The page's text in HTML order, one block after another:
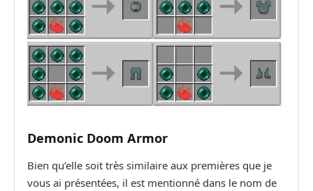
Demonic Doom Armor
Bien qu’elle soit très similaire aux premières que je
vous ai présentées, il est mentionné dans le nom de